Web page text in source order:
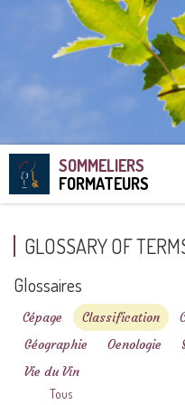
SOMMELIERS
FORMATEURS
GLOSSARY OF
Glossaires
Cépage Classification
Géographie
Oenologie
Vie du Vin
Tous